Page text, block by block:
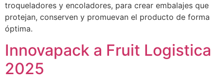
troqueladores y encoladores, para crear embalajes que
protejan, conserven y promuevan el producto de forma
óptima.
Innovapack a Fruit Logistica
2025